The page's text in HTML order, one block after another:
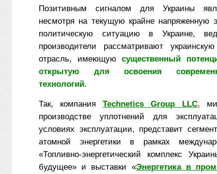
Позитивным сигналом для Украины
несмотря на текущую крайне напряженную
политическую ситуацию в Украине,
производители рассматривают
отрасль, имеющуюсущественный
открытую для освоения
технологий.
Так, компанияTechnetics Group LLC,
производстве уплотнений для
условиях эксплуатации, представит
атомной энергетики в рамках
«Топливно-энергетический комплекс
будущее» и выставки «Энергетика в